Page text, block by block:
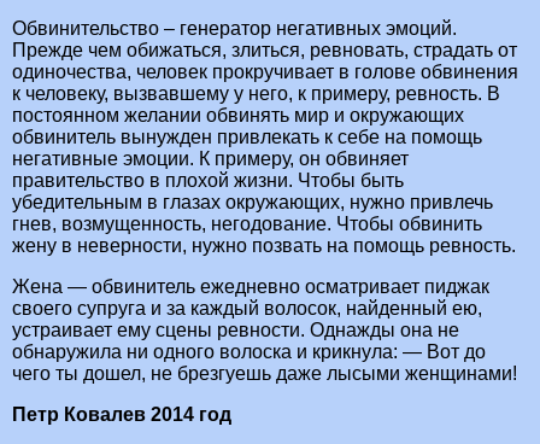
Обвинительство – генератор негативных эмоций.
Прежде чем обижаться, злиться, ревновать, страдать от
одиночества, человек прокручивает в голове обвинения
к человеку, вызвавшему у него, к примеру, ревность. В
постоянном желании обвинять мир и окружающих
обвинитель вынужден привлекать к себе на помощь
негативные эмоции. К примеру, он обвиняет
правительство в плохой жизни. Чтобы быть
убедительным в глазах окружающих, нужно привлечь
гнев, возмущенность, негодование. Чтобы обвинить
жену в неверности, нужно позвать на помощь ревность.
Жена — обвинитель ежедневно осматривает пиджак
своего супруга и за каждый волосок, найденный ею,
устраивает ему сцены ревности. Однажды она не
обнаружила ни одного волоска и крикнула: — Вот до
чего ты дошел, не брезгуешь даже лысыми женщинами!
Петр Ковалев 2014 год